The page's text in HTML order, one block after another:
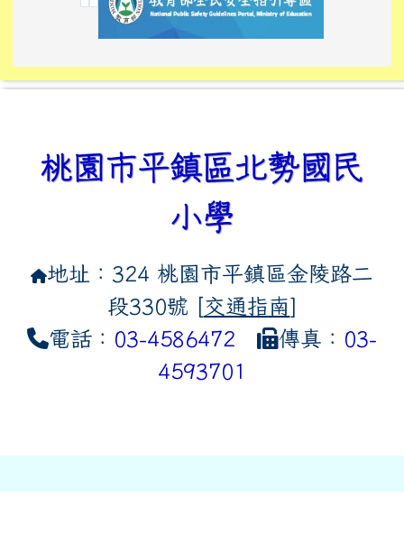
link to https://
link to https://10000.gov.tw/
link to https://
link to https://10000.gov.tw/
link to https://
link to https://
link to https://i.win.org.tw/
link to https://
link to https://
link to https://
link to https://
桃園市平鎮區北勢國民
小學
地址：324 桃園市平鎮區金陵路二
段330號 [交通指南]
電話： 03-4586472 傳真： 03-
4593701